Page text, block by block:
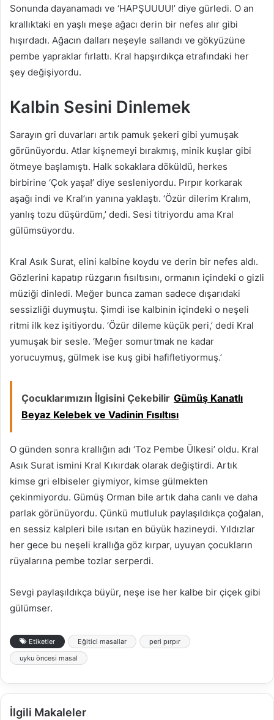
Sonunda dayanamadı ve ‘HAPŞUUUU!’ diye gürledi. O an
krallıktaki en yaşlı meşe ağacı derin bir nefes alır gibi
hışırdadı. Ağacın dalları neşeyle sallandı ve gökyüzüne
pembe yapraklar fırlattı. Kral hapşırdıkça etrafındaki her
şey değişiyordu.
Kalbin Sesini Dinlemek
Sarayın gri duvarları artık pamuk şekeri gibi yumuşak
görünüyordu. Atlar kişnemeyi bırakmış, minik kuşlar gibi
ötmeye başlamıştı. Halk sokaklara döküldü, herkes
birbirine ‘Çok yaşa!’ diye sesleniyordu. Pırpır korkarak
aşağı indi ve Kral’ın yanına yaklaştı. ‘Özür dilerim Kralım,
yanlış tozu düşürdüm,’ dedi. Sesi titriyordu ama Kral
gülümsüyordu.
Kral Asık Surat, elini kalbine koydu ve derin bir nefes aldı.
Gözlerini kapatıp rüzgarın fısıltısını, ormanın içindeki o gizli
müziği dinledi. Meğer bunca zaman sadece dışarıdaki
sessizliği duymuştu. Şimdi ise kalbinin içindeki o neşeli
ritmi ilk kez işitiyordu. ‘Özür dileme küçük peri,’ dedi Kral
yumuşak bir sesle. ‘Meğer somurtmak ne kadar
yorucuymuş, gülmek ise kuş gibi hafifletiyormuş.’
Çocuklarımızın İlgisini Çekebilir Gümüş Kanatlı
Beyaz Kelebek ve Vadinin Fısıltısı
O günden sonra krallığın adı ‘Toz Pembe Ülkesi’ oldu. Kral
Asık Surat ismini Kral Kıkırdak olarak değiştirdi. Artık
kimse gri elbiseler giymiyor, kimse gülmekten
çekinmiyordu. Gümüş Orman bile artık daha canlı ve daha
parlak görünüyordu. Çünkü mutluluk paylaşıldıkça çoğalan,
en sessiz kalpleri bile ısıtan en büyük hazineydi. Yıldızlar
her gece bu neşeli krallığa göz kırpar, uyuyan çocukların
rüyalarına pembe tozlar serperdi.
Sevgi paylaşıldıkça büyür, neşe ise her kalbe bir çiçek gibi
gülümser.
Etiketler Eğitici masallar
peri pırpır
uyku öncesi masal
İlgili Makaleler